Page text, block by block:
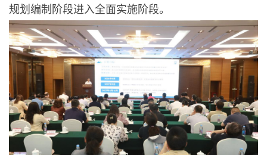
规划编制阶段进入全面实施阶段。